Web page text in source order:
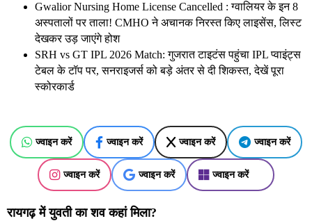
Gwalior Nursing Home License Cancelled : ग्वालियर के इन 8
अस्पतालों पर ताला! CMHO ने अचानक निरस्त किए लाइसेंस, लिस्ट
देखकर उड़ जाएंगे होश
SRH vs GT IPL 2026 Match: गुजरात टाइटंस पहुंचा IPL प्वाइंट्स
टेबल के टॉप पर, सनराइजर्स को बड़े अंतर से दी शिकस्त, देखें पूरा
स्कोरकार्ड
ज्वाइन करें ज्वाइन करें ज्वाइन करें ज्वाइन करें
ज्वाइन करें ज्वाइन करें ज्वाइन करें
रायगढ़ में युवती का शव कहां मिला?